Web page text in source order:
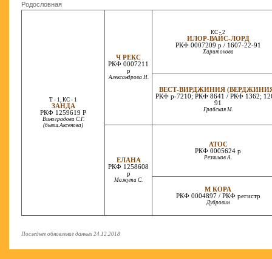
Родословная
T - 1, КС - 1
ЗАНДА
РКФ 1259619 Р
Виноградова С.Г.
(бывш.Аксенова)
Ч РЕКС
РКФ 0007211
р
Александрова Н.
КС - 2
ИЛОР-ВАЙС-ЛОРД
РКФ 0007209 р / 1607-22-91
Харитонова
ВЕСТ-ВИРДЖИНИЯ
РКФ р-7210; РКФ 8641 / РКФ 1362;
91
Грабская М.
ЕЛАНА
РКФ 1258608
р
Мажута С.
АТОС
РКФ 0005624 р
Резчиков А.
М КОРА
РКФ 0004897 / РКФ регистр
Дубровин
Последнее обновление данных 24.12.2018